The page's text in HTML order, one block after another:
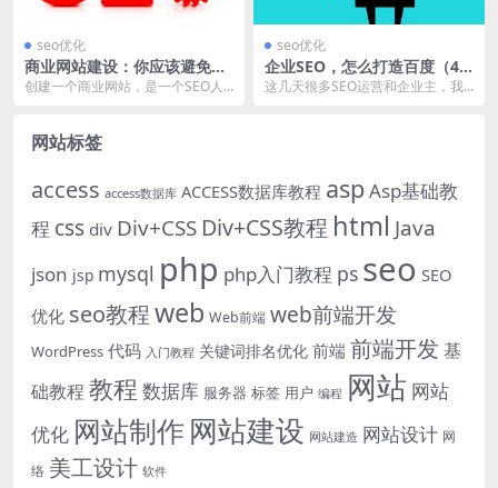
seo优化
商业网站建设：你应该避免的
5个错误！
创建一个商业网站，是一个SEO人
seo优化
企业SEO，怎么打造百度（4-
5）高权重网站，必备要素有
这几天很多SEO运营和企业主，我
网站标签
access access数据库 ACCESS数据库教程 asp Asp基础教
程 css div Div+CSS Div+CSS教程 html Java
json jsp mysql php php入门教程 ps seo SEO
优化 seo教程web Web前端 web前端开发
WordPress 代码 入门教程 关键词排名优化 前端 前端开发 基
础教程 教程 数据库 服务器 标签 用户 编程 网站 网站
优化 网站制作 网站建设 网站建造 网站设计 网
络 美工设计 软件